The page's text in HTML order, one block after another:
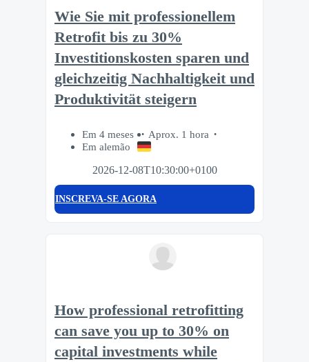
Wie Sie mit professionellem
Retrofit bis zu 30%
Investitionskosten sparen und
gleichzeitig Nachhaltigkeit und
Produktivität steigern
Em 4 meses
Aprox. 1 hora
Em alemão
2026-12-08T10:30:00+0100
INSCREVA-SE AGORA
How professional retrofitting
can save you up to 30% on
capital investments while